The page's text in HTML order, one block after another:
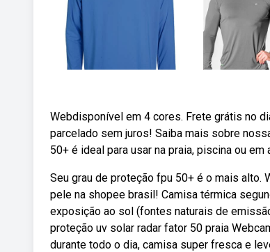
Webdisponível em 4 cores. Frete grátis no
parcelado sem juros! Saiba mais sobre
50+ é ideal para usar na praia, piscina ou
Seu grau de proteção fpu 50+ é o mais
pele na shopee brasil! Camisa térmica
exposição ao sol (fontes naturais de
proteção uv solar radar fator 50 praia
durante todo o dia, camisa super fresca e